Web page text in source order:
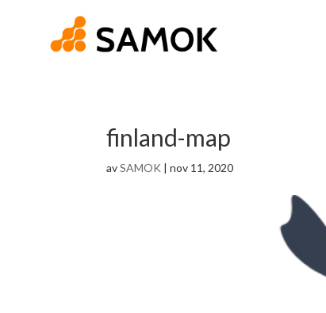
finland-map
avSAMOK |nov 11, 2020